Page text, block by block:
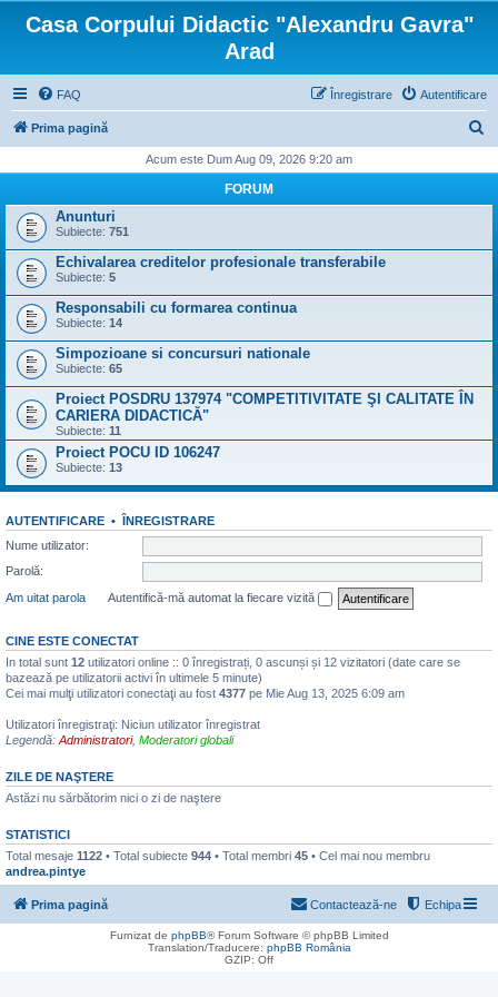
Casa Corpului Didactic "Alexandru Gavra"
Arad
FAQ Autentificare
Înregistrare
Prima pagină
t
Acum este Dum Aug 09, 2026 9:20 am
FORUM
Anunturi
Subiecte: 751
Echivalarea creditelor profesionale transferabile
Subiecte: 5
Responsabili cu formarea continua
Subiecte: 14
Simpozioane si concursuri nationale
Subiecte: 65
Proiect POSDRU 137974 "COMPETITIVITATE ŞI CALITATE ÎN
CARIERA DIDACTICĂ"
Subiecte: 11
Proiect POCU ID 106247
Subiecte: 13
AUTENTIFICARE • ÎNREGISTRARE
Nume utilizator:
Parolă:
Am uitat parola
Autentifică-mă automat la fiecare vizită
CINE ESTE CONECTAT
In total sunt 12 utilizatori online :: 0 înregistrați, 0 ascunși și 12 vizitatori (date care se
bazează pe utilizatorii activi în ultimele 5 minute)
Cei mai mulţi utilizatori conectaţi au fost 4377 pe Mie Aug 13, 2025 6:09 am
Utilizatori înregistraţi: Niciun utilizator înregistrat
Legendă: Administratori, Moderatori globali
ZILE DE NAŞTERE
Astăzi nu sărbătorim nici o zi de naştere
STATISTICI
Total mesaje 1122 • Total subiecte 944 • Total membri 45 • Cel mai nou membru
andrea.pintye
Prima pagină Echipa
Contactează-ne
Furnizat de phpBB® Forum Software © phpBB Limited
Translation/Traducere: phpBB România
GZIP: Off